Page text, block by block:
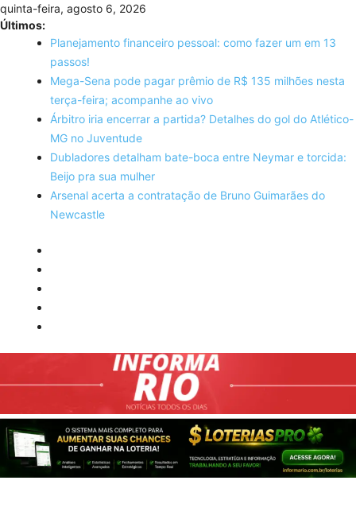
Skip
to
content
quinta-feira, agosto 6, 2026
Últimos:
Planejamento financeiro pessoal: como fazer um em 13
passos!
Mega-Sena pode pagar prêmio de R$ 135 milhões nesta
terça-feira; acompanhe ao vivo
Árbitro iria encerrar a partida? Detalhes do gol do Atlético-
MG no Juventude
Dubladores detalham bate-boca entre Neymar e torcida:
Beijo pra sua mulher
Arsenal acerta a contratação de Bruno Guimarães do
Newcastle